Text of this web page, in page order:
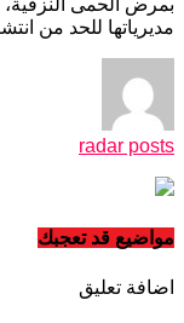
بمرض الحمى
مديرياتها للحد من
radar posts
مواضيع قد تعجبك
اضافة تعليق